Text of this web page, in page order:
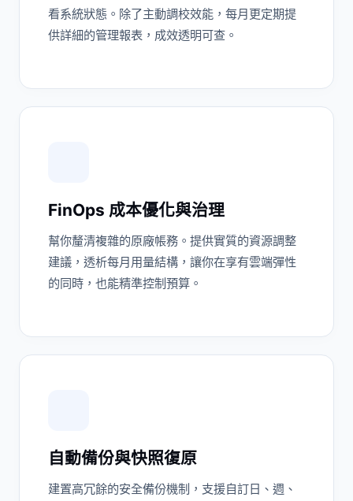
看系統狀態。除了主動調校效能，每月更定期提
供詳細的管理報表，成效透明可查。
FinOps 成本優化與治理
幫你釐清複雜的原廠帳務。提供實質的資源調整
建議，透析每月用量結構，讓你在享有雲端彈性
的同時，也能精準控制預算。
自動備份與快照復原
建置高冗餘的安全備份機制，支援自訂日、週、